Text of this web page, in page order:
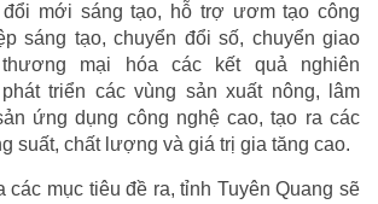
mới sáng tạo, hỗ trợ ươm tạo công
sáng tạo, chuyển đổi số, chuyển giao
mại hóa các kết quả nghiên
triển các vùng sản xuất nông, lâm
ứng dụng công nghệ cao, tạo ra các
suất, chất lượng và giá trị gia tăng cao.
mục tiêu đề ra, tỉnh Tuyên Quang sẽ